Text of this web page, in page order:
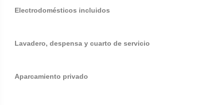
Electrodomésticos incluidos
Lavadero, despensa y cuarto de servicio
Aparcamiento privado